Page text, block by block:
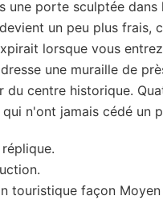
une porte sculptée dans
un peu plus frais,
lorsque vous
une muraille de
du centre historique.
n'ont jamais cédé un
touristique façon Moyen